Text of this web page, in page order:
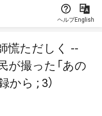
ヘルプEnglish
慌ただしく --
が撮った「あの
から ; 3）